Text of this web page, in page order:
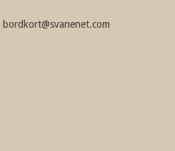
bordkort@svanenet.com